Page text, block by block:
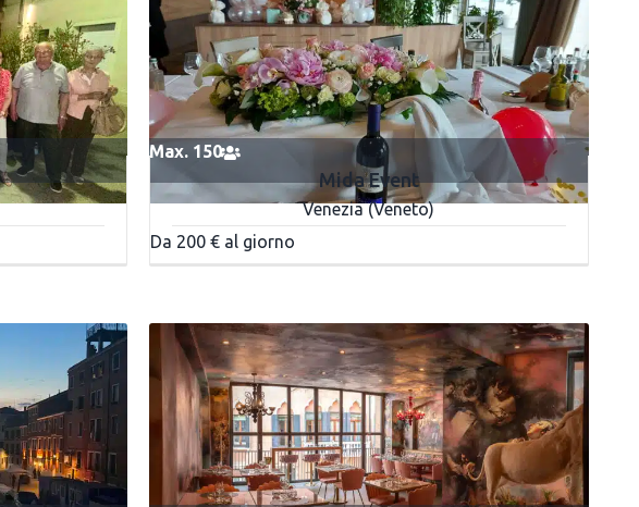
Max. 150
Mida Event
Venezia (Veneto)
Da 200 € al giorno